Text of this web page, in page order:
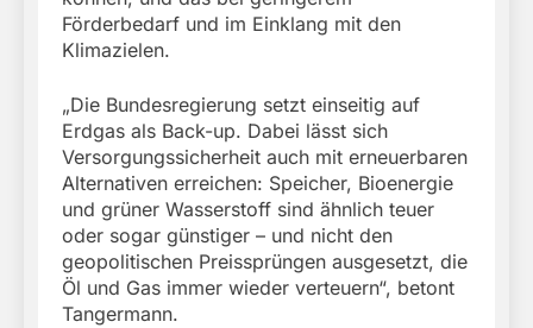
Förderbedarf und im Einklang mit den
Klimazielen.
„Die Bundesregierung setzt einseitig auf
Erdgas als Back-up. Dabei lässt sich
Versorgungssicherheit auch mit erneuerbaren
Alternativen erreichen: Speicher, Bioenergie
und grüner Wasserstoff sind ähnlich teuer
oder sogar günstiger – und nicht den
geopolitischen Preissprüngen ausgesetzt, die
Öl und Gas immer wieder verteuern“, betont
Tangermann.